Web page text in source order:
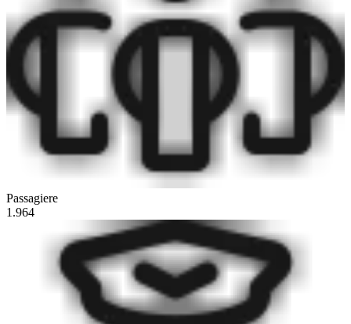
Passagiere
1.964